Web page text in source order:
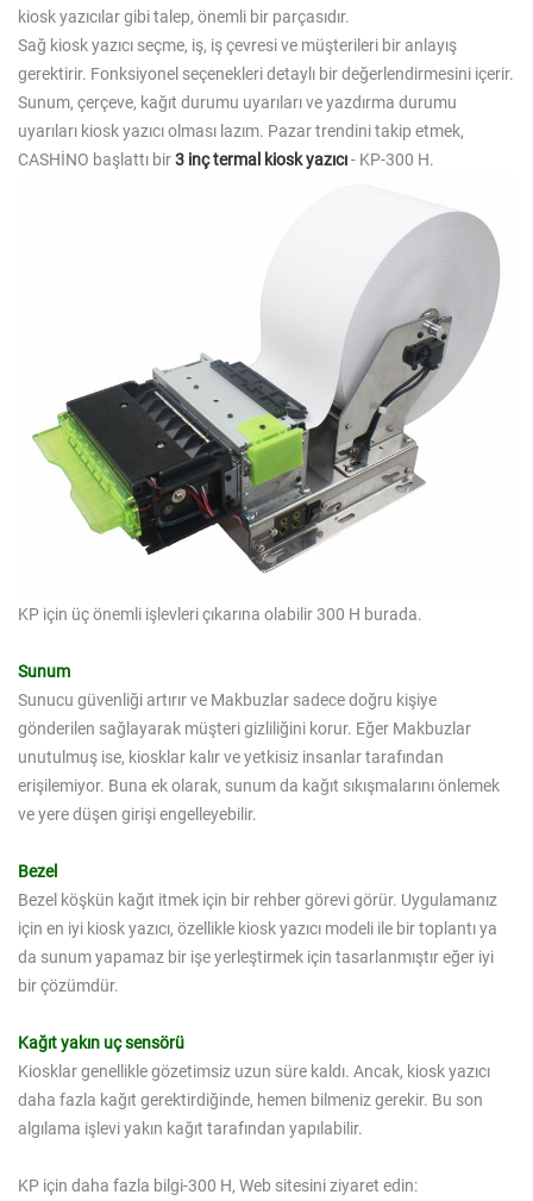
kiosk yazıcılar gibi talep, önemli bir parçasıdır.
Sağ kiosk yazıcı seçme, iş, iş çevresi ve müşterileri bir anlayış
gerektirir. Fonksiyonel seçenekleri detaylı bir değerlendirmesini içerir.
Sunum, çerçeve, kağıt durumu uyarıları ve yazdırma durumu
uyarıları kiosk yazıcı olması lazım. Pazar trendini takip etmek,
CASHİNO başlattı bir3 inç termal kiosk yazıcı- KP-300 H.
KP için üç önemli işlevleri çıkarına olabilir 300 H burada.
Sunum
Sunucu güvenliği artırır ve Makbuzlar sadece doğru kişiye
gönderilen sağlayarak müşteri gizliliğini korur. Eğer Makbuzlar
unutulmuş ise, kiosklar kalır ve yetkisiz insanlar tarafından
erişilemiyor. Buna ek olarak, sunum da kağıt sıkışmalarını önlemek
ve yere düşen girişi engelleyebilir.
Bezel
Bezel köşkün kağıt itmek için bir rehber görevi görür. Uygulamanız
için en iyi kiosk yazıcı, özellikle kiosk yazıcı modeli ile bir toplantı ya
da sunum yapamaz bir işe yerleştirmek için tasarlanmıştır eğer iyi
bir çözümdür.
Kağıt yakın uç sensörü
Kiosklar genellikle gözetimsiz uzun süre kaldı. Ancak, kiosk yazıcı
daha fazla kağıt gerektirdiğinde, hemen bilmeniz gerekir. Bu son
algılama işlevi yakın kağıt tarafından yapılabilir.
KP için daha fazla bilgi-300 H, Web sitesini ziyaret edin: